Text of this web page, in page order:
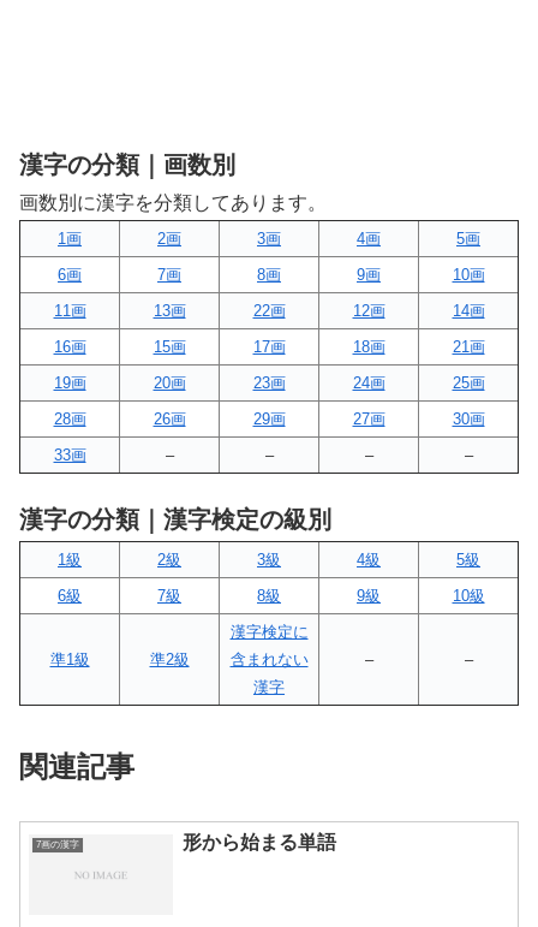
漢字の分類｜画数別
画数別に漢字を分類してあります。
1画 2画 3画 4画
5画
6画
7画 8画 9画
10画
11画
13画 22画 12画
14画
16画
15画 17画 18画
21画
19画
20画 23画 24画
25画
28画
26画 29画 27画
30画
33画
– – – –
漢字の分類｜漢字検定の級別
1級 2級 3級 4級
5級
6級
7級 8級 9級 10級
準1級 準2級
漢字検定に
含まれない
漢字
– –
関連記事
7画の漢字 形から始まる単語